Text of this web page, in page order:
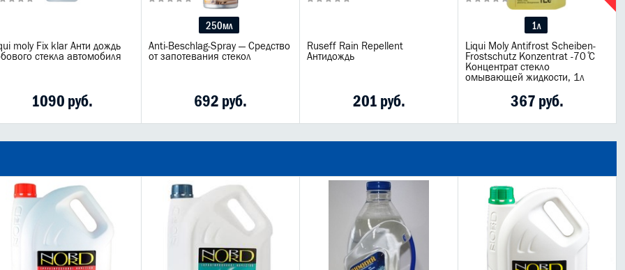
moly Fix klar Анти дождь
стекла автомобиля
1090 руб.
250мл
Anti-Beschlag-Spray — Средство
от запотевания стекол
692 руб.
Ruseff Rain Repellent
Антидождь
201 руб.
1л
Liqui Moly Antifrost Scheiben-
Frostschutz Konzentrat -70 ̊С
Концентрат стекло
омывающей жидкости, 1л
367 руб.